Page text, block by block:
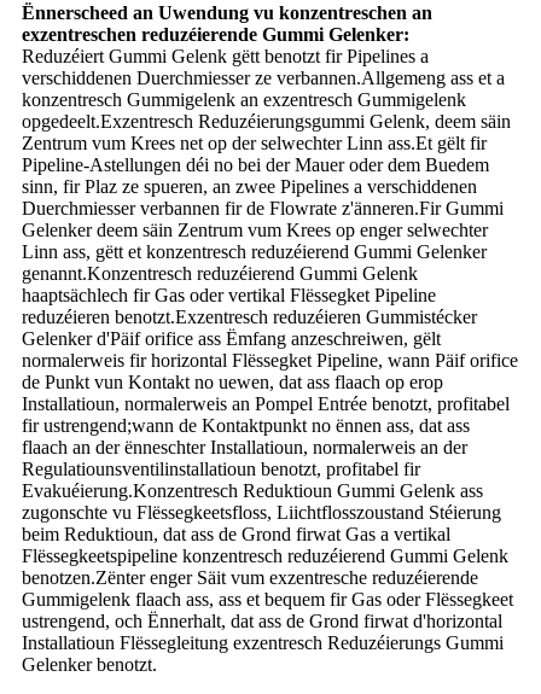
Ënnerscheed an Uwendung vu konzentreschen an
exzentreschen reduzéierende Gummi Gelenker:
Reduzéiert Gummi Gelenk gëtt benotzt fir Pipelines a
verschiddenen Duerchmiesser ze verbannen.Allgemeng ass et a
konzentresch Gummigelenk an exzentresch Gummigelenk
opgedeelt.Exzentresch Reduzéierungsgummi Gelenk, deem säin
Zentrum vum Krees net op der selwechter Linn ass.Et gëlt fir
Pipeline-Astellungen déi no bei der Mauer oder dem Buedem
sinn, fir Plaz ze spueren, an zwee Pipelines a verschiddenen
Duerchmiesser verbannen fir de Flowrate z'änneren.Fir Gummi
Gelenker deem säin Zentrum vum Krees op enger selwechter
Linn ass, gëtt et konzentresch reduzéierend Gummi Gelenker
genannt.Konzentresch reduzéierend Gummi Gelenk
haaptsächlech fir Gas oder vertikal Flëssegket Pipeline
reduzéieren benotzt.Exzentresch reduzéieren Gummistécker
Gelenker d'Päif orifice ass Ëmfang anzeschreiwen, gëlt
normalerweis fir horizontal Flëssegket Pipeline, wann Päif orifice
de Punkt vun Kontakt no uewen, dat ass flaach op erop
Installatioun, normalerweis an Pompel Entrée benotzt, profitabel
fir ustrengend;wann de Kontaktpunkt no ënnen ass, dat ass
flaach an der ënneschter Installatioun, normalerweis an der
Regulatiounsventilinstallatioun benotzt, profitabel fir
Evakuéierung.Konzentresch Reduktioun Gummi Gelenk ass
zugonschte vu Flëssegkeetsfloss, Liichtflosszoustand Stéierung
beim Reduktioun, dat ass de Grond firwat Gas a vertikal
Flëssegkeetspipeline konzentresch reduzéierend Gummi Gelenk
benotzen.Zënter enger Säit vum exzentresche reduzéierende
Gummigelenk flaach ass, ass et bequem fir Gas oder Flëssegkeet
ustrengend, och Ënnerhalt, dat ass de Grond firwat d'horizontal
Installatioun Flëssegleitung exzentresch Reduzéierungs Gummi
Gelenker benotzt.